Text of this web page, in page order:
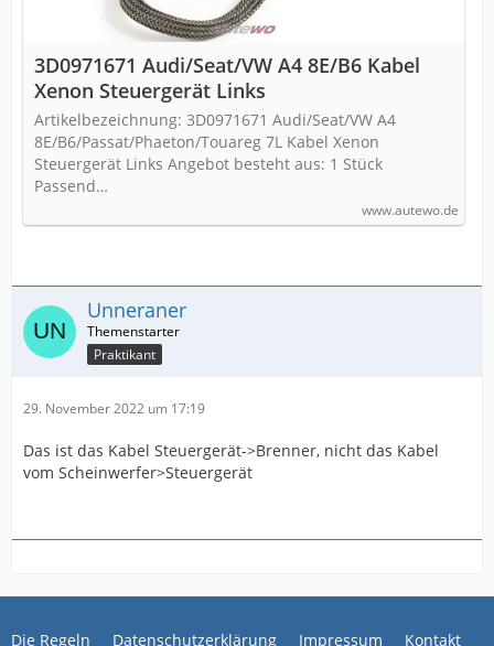
3D0971671 Audi/Seat/VW A4 8E/B6 Kabel
Xenon Steuergerät Links
Artikelbezeichnung: 3D0971671 Audi/Seat/VW A4
8E/B6/Passat/Phaeton/Touareg 7L Kabel Xenon
Steuergerät Links Angebot besteht aus: 1 Stück
Passend…
www.autewo.de
Unneraner
Praktikant
29. November 2022 um 17:19
Das ist das Kabel Steuergerät->Brenner, nicht das Kabel
vom Scheinwerfer>Steuergerät
Die Regeln Datenschutzerklärung Impressum Kontakt